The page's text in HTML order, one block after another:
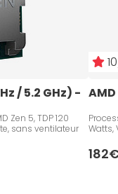
/ 5.2 GHz) -
Zen 5, TDP 120
sans ventilateur
Watts,